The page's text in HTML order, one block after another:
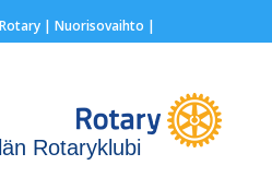
| Nuorisovaihto |
Rotaryklubi